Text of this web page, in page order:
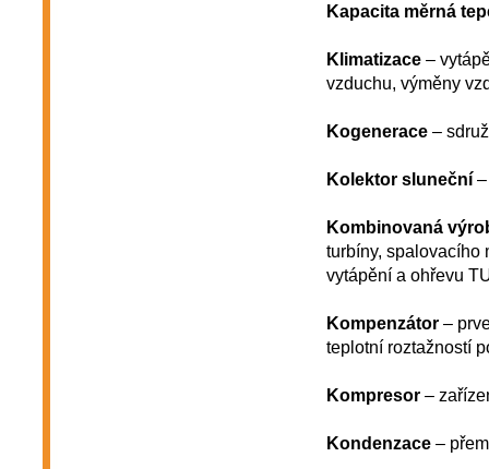
Kapacita měrná
Klimatizace–
vzduchu, výměny
Kogenerace–
Kolektor sluneční–
Kombinovaná
turbíny, spalovacího
vytápění a ohřevu
Kompenzátor–
teplotní roztažností
Kompresor–
Kondenzace–